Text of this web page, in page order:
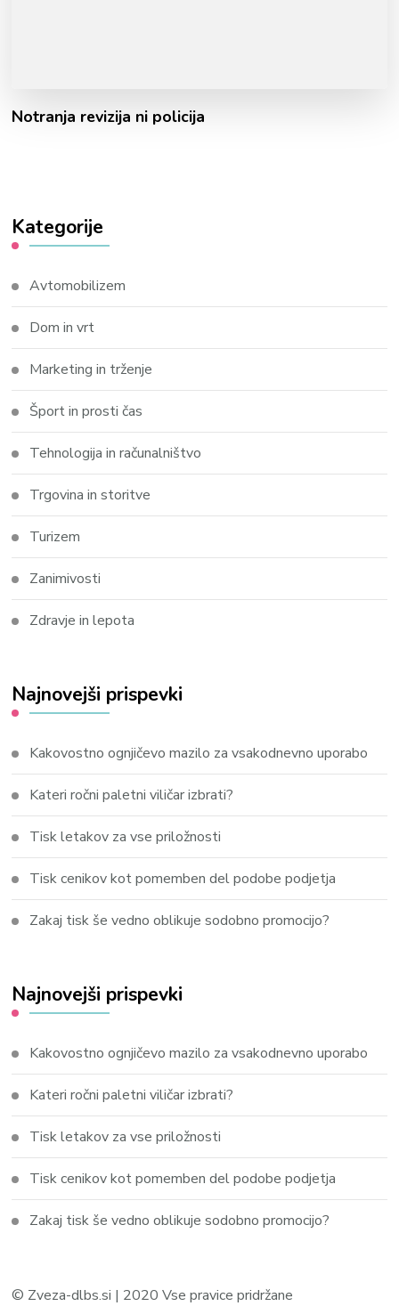
Notranja revizija ni policija
Kategorije
Avtomobilizem
Dom in vrt
Marketing in trženje
Šport in prosti čas
Tehnologija in računalništvo
Trgovina in storitve
Turizem
Zanimivosti
Zdravje in lepota
Najnovejši prispevki
Kakovostno ognjičevo mazilo za vsakodnevno uporabo
Kateri ročni paletni viličar izbrati?
Tisk letakov za vse priložnosti
Tisk cenikov kot pomemben del podobe podjetja
Zakaj tisk še vedno oblikuje sodobno promocijo?
Najnovejši prispevki
Kakovostno ognjičevo mazilo za vsakodnevno uporabo
Kateri ročni paletni viličar izbrati?
Tisk letakov za vse priložnosti
Tisk cenikov kot pomemben del podobe podjetja
Zakaj tisk še vedno oblikuje sodobno promocijo?
© Zveza-dlbs.si | 2020 Vse pravice pridržane